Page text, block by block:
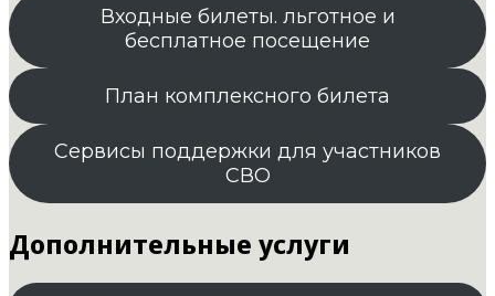
Входные билеты. льготное и
бесплатное посещение
План комплексного билета
Сервисы поддержки для участников
СВО
Дополнительные услуги